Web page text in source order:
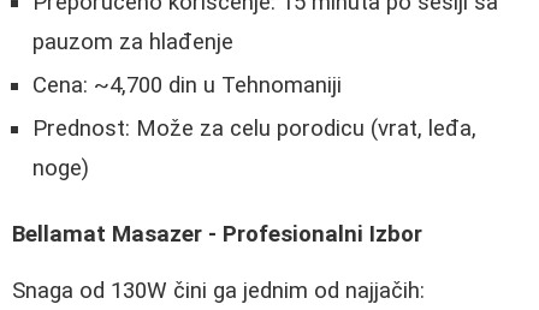
pauzom za hlađenje
Cena: ~4,700 din u Tehnomaniji
Prednost: Može za celu porodicu (vrat, leđa,
noge)
Bellamat Masazer - Profesionalni Izbor
Snaga od 130W čini ga jednim od najjačih: